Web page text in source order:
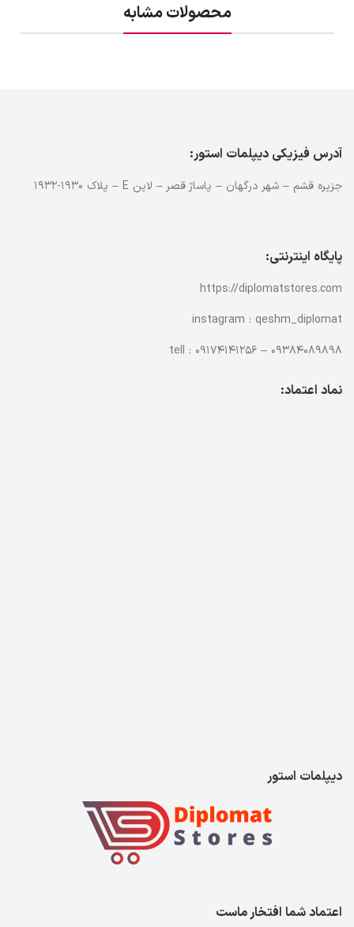
محصولات مشابه
آدرس فیزیکی دیپلمات استور:
جزیره قشم – شهر درگهان – پاساژ قصر – لاین E – پلاک 1930-1932
پایگاه اینترنتی:
https://diplomatstores.com
instagram : qeshm_diplomat
tell : 09174141256 – 09384089898
نماد اعتماد:
دیپلمات استور
اعتماد شما افتخار ماست